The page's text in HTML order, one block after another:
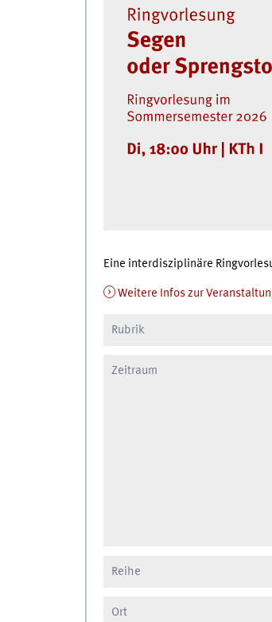
Eine interdisziplinäre
Weitere Infos zur
Rubrik
Zeitraum
Reihe
Ort